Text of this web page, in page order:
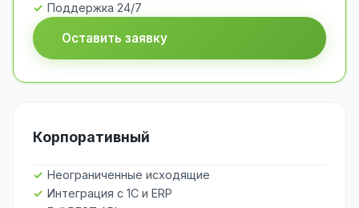
Поддержка 24/7
Оставить заявку
Корпоративный
Неограниченные исходящие
Интеграция с 1С и ERP